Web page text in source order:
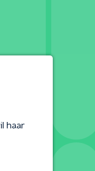
haar